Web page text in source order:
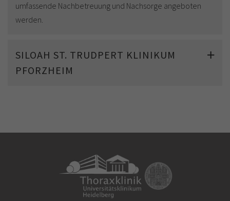
umfassende Nachbetreuung und Nachsorge angeboten
werden.
SILOAH ST. TRUDPERT KLINIKUM
PFORZHEIM